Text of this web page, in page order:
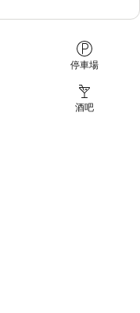
停車場
酒吧